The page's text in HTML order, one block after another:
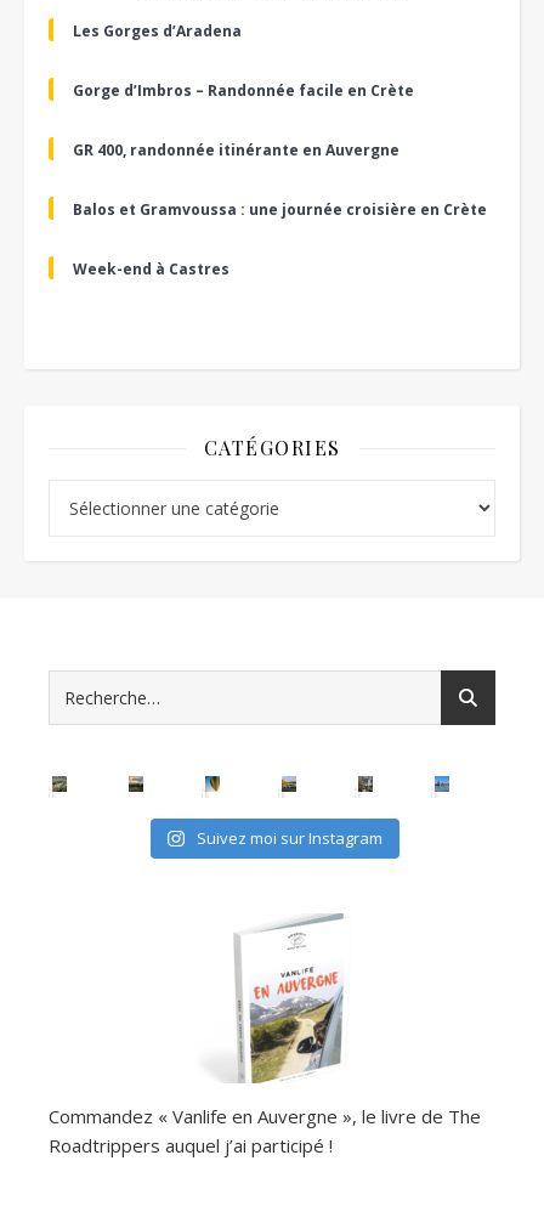
Les Gorges d’Aradena
Gorge d’Imbros – Randonnée facile en Crète
GR 400, randonnée itinérante en Auvergne
Balos et Gramvoussa : une journée croisière en Crète
Week-end à Castres
CATÉGORIES
Suivez moi sur Instagram
Commandez « Vanlife en Auvergne », le livre de The
Roadtrippers auquel j’ai participé !